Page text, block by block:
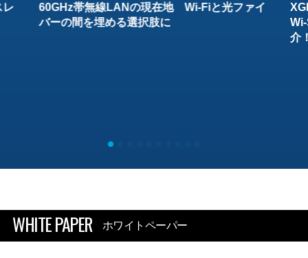
レ
60GHz帯無線LANの現在地 Wi-Fiと光ファイ
バーの間を埋める選択肢に
介
WHITE PAPER ホワイトペーパー